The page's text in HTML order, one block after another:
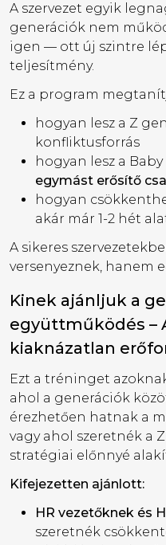
A szervezet egyik
generációk nem
igen — ott új szintre
teljesítmény.
Ez a program
hogyan lesz a Z
konfliktusforrás
hogyan lesz a
egymást erősítő
hogyan
akár már 1-2 hét
A sikeres
versenyeznek, hanem
Kinek ajánljuk a
együttműködés –
kiaknázatlan
Ezt a tréninget
ahol a generációk
érezhetően hatnak a
vagy ahol szeretnék a
stratégiai előnnyé
Kifejezetten ajánlott:
HR vezetőknek és
szeretnék